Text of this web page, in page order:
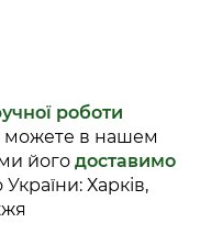
роботи
можете в нашем
його доставимо
Харків,